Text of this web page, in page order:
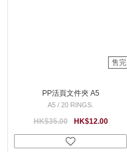
售完
PP活頁文件夾 A5
A5 / 20 RINGS.
HK$12.00
HK$35.00